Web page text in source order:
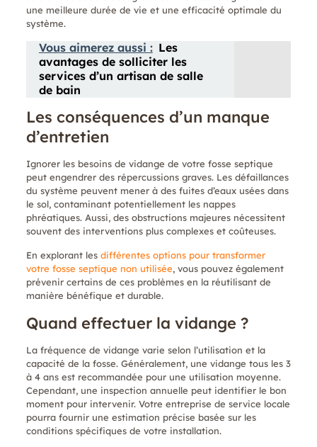
une meilleure durée de vie et une efficacité optimale du
système.
Vous aimerez aussi : Les
avantages de solliciter les
services d’un artisan de salle
de bain
Les conséquences d’un manque
d’entretien
Ignorer les besoins de vidange de votre fosse septique
peut engendrer des répercussions graves. Les défaillances
du système peuvent mener à des fuites d’eaux usées dans
le sol, contaminant potentiellement les nappes
phréatiques. Aussi, des obstructions majeures nécessitent
souvent des interventions plus complexes et coûteuses.
En explorant les différentes options pour transformer
votre fosse septique non utilisée, vous pouvez également
prévenir certains de ces problèmes en la réutilisant de
manière bénéfique et durable.
Quand effectuer la vidange ?
La fréquence de vidange varie selon l’utilisation et la
capacité de la fosse. Généralement, une vidange tous les 3
à 4 ans est recommandée pour une utilisation moyenne.
Cependant, une inspection annuelle peut identifier le bon
moment pour intervenir. Votre entreprise de service locale
pourra fournir une estimation précise basée sur les
conditions spécifiques de votre installation.